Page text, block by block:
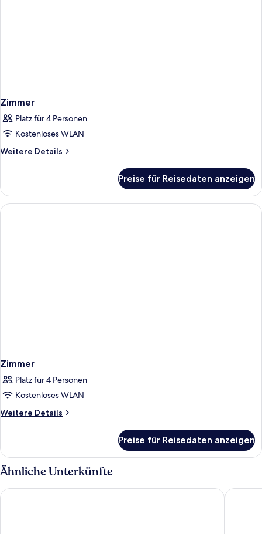
Zimmer
Platz für 4 Personen
Kostenloses WLAN
Weitere Details
Weitere
Preise für Reisedaten anzeigen
Zimmer
Platz für 4 Personen
Kostenloses WLAN
Weitere Details
Weitere
Preise für Reisedaten anzeigen
Ähnliche Unterkünfte
Scandic Kiruna Ice Hotel